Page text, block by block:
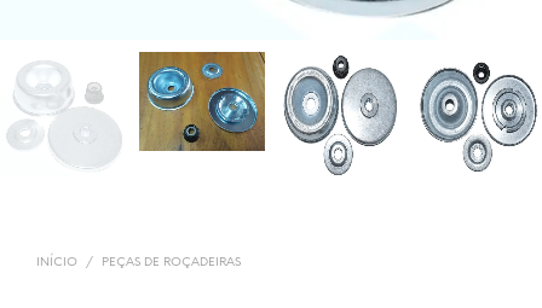
INÍCIO / PEÇAS DE ROÇADEIRAS